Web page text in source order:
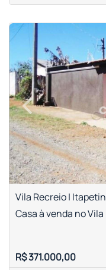
< < <
‹Previous
Vila Recreio |
Casa à venda no
R$ 371.000,00